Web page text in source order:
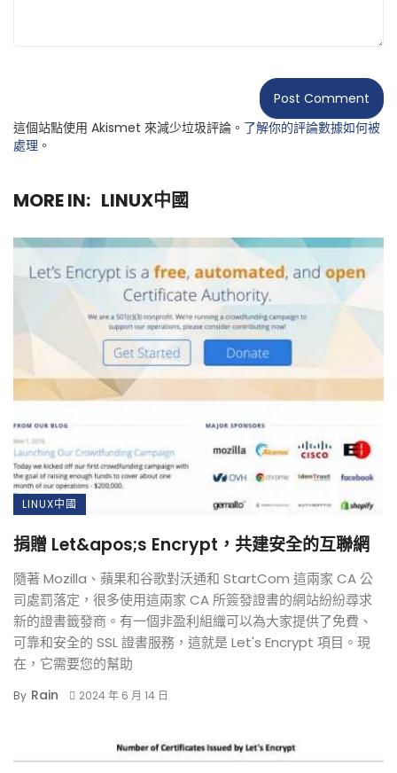
這個站點使用 Akismet 來減少垃圾評論。 了解你的評論數據如何被
處理 。
MORE IN: LINUX中國
LINUX中國
捐贈 Let&apos;s Encrypt，共建安全的互聯網
隨著 Mozilla、蘋果和谷歌對沃通和 StartCom 這兩家 CA 公
司處罰落定，很多使用這兩家 CA 所簽發證書的網站紛紛尋求
新的證書籤發商。有一個非盈利組織可以為大家提供了免費、
可靠和安全的 SSL 證書服務，這就是 Let's Encrypt 項目。現
在，它需要您的幫助
By Rain 2024 年 6 月 14 日